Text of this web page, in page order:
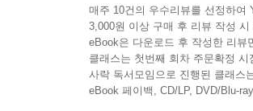
책들, 갈림길과 장애물이 나타
아버지의 서재에서 발견했던
다른 모습으로 다가와, 깊은
물음들도 발견한다.
매주 10건의 우수리뷰를 선정하여
3,000원 이상 구매 후 리뷰 작성 시
eBook은 다운로드 후 작성한 리뷰
클래스는 첫번째 회차 주문확정
사락 독서모임으로 진행된 클래스
eBook 페이백, CD/LP, DVD/Blu-